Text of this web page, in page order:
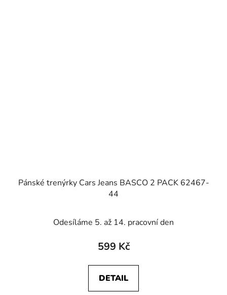
Pánské trenýrky Cars Jeans BASCO 2 PACK 62467-
44
Odesíláme 5. až 14. pracovní den
599 Kč
DETAIL